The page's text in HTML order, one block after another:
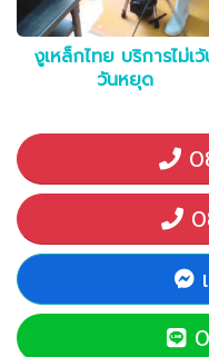
งูเหล็กไทย บริการไม่เ
วันหยุด